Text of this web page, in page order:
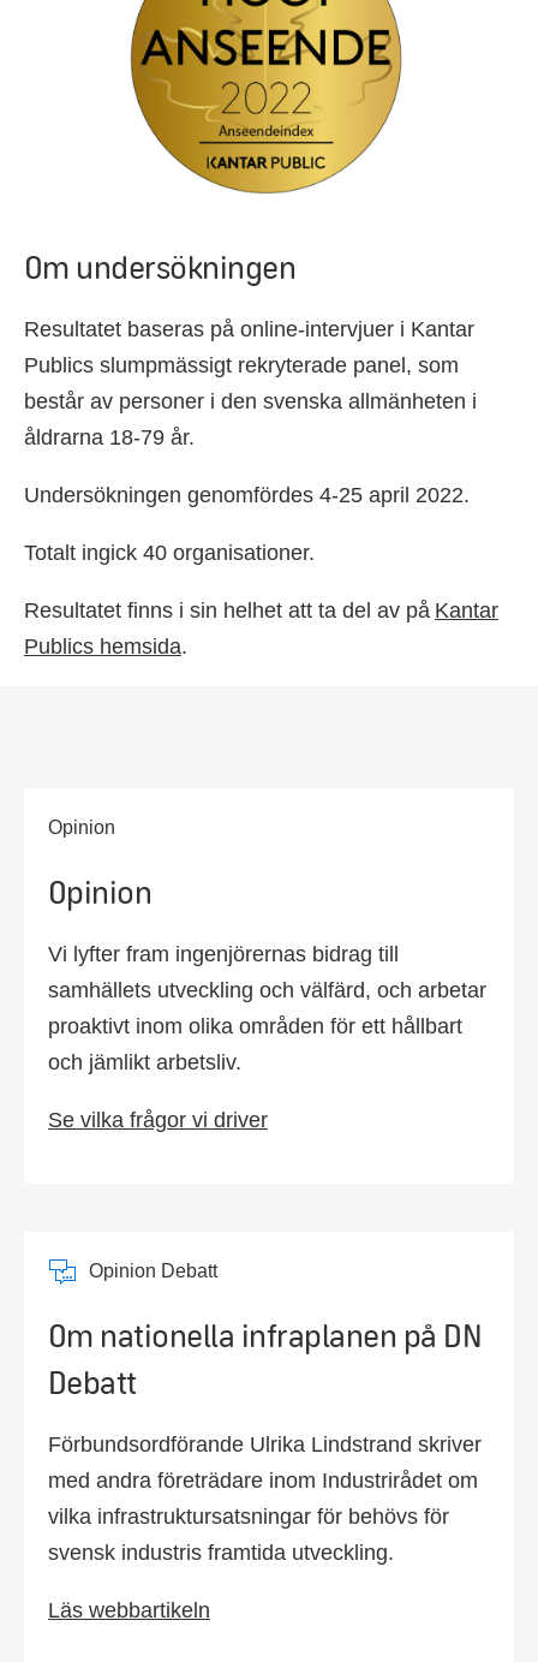
Om undersökningen
Resultatet baseras på online-intervjuer i Kantar
Publics slumpmässigt rekryterade panel, som
består av personer i den svenska allmänheten i
åldrarna 18-79 år.
Undersökningen genomfördes 4-25 april 2022​.
Totalt ingick 40 organisationer.
Resultatet finns i sin helhet att ta del av på Kantar
Publics hemsida.
Opinion
Opinion
Vi lyfter fram ingenjörernas bidrag till
samhällets utveckling och välfärd, och arbetar
proaktivt inom olika områden för ett hållbart
och jämlikt arbetsliv.
Se vilka frågor vi driver
Opinion Debatt
Om nationella infraplanen på DN
Debatt
Förbundsordförande Ulrika Lindstrand skriver
med andra företrädare inom Industrirådet om
vilka infrastruktursatsningar för behövs för
svensk industris framtida utveckling.
Läs webbartikeln